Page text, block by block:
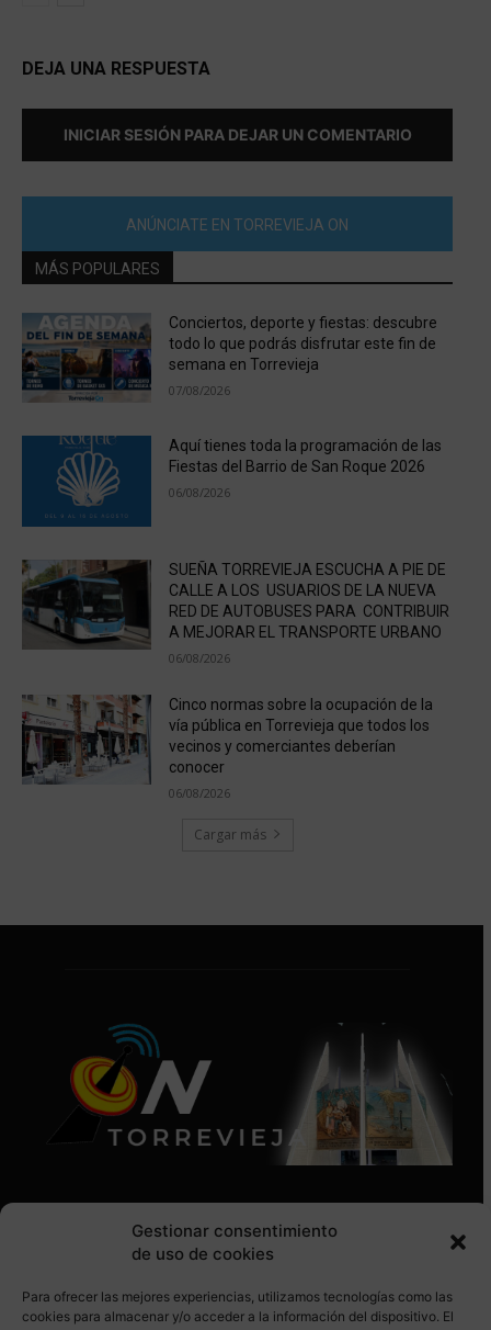
Gestionar consentimiento
de uso de cookies
Para ofrecer las mejores experiencias, utilizamos tecnologías como las
cookies para almacenar y/o acceder a la información del dispositivo. El
DEJA UNA RESPUESTA
INICIAR SESIÓN PARA DEJAR UN COMENTARIO
ANÚNCIATE EN TORREVIEJA ON
MÁS POPULARES
Conciertos, deporte y fiestas: descubre
todo lo que podrás disfrutar este fin de
semana en Torrevieja
07/08/2026
Aquí tienes toda la programación de las
Fiestas del Barrio de San Roque 2026
06/08/2026
SUEÑA TORREVIEJA ESCUCHA A PIE DE
CALLE A LOS USUARIOS DE LA NUEVA
RED DE AUTOBUSES PARA CONTRIBUIR
A MEJORAR EL TRANSPORTE URBANO
06/08/2026
Cinco normas sobre la ocupación de la
vía pública en Torrevieja que todos los
vecinos y comerciantes deberían
conocer
06/08/2026
Cargar más
SÍGUENOS EN REDES SOCIALES